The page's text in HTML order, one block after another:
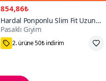
854,86₺
Hardal Ponponlu Slim Fit Uzun
Kollu Gömlek
Pasaklı Giyim
75₺ Kupon Fırsatı